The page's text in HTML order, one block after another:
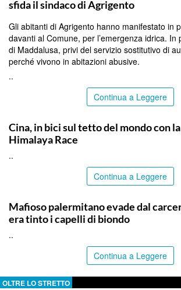
sfida il sindaco di Agrigento
Gli abitanti di Agrigento hanno manifestato in
davanti al Comune, per l’emergenza idrica. In
di Maddalusa, privi del servizio sostitutivo di
perché vivono in abitazioni abusive.
..
Continua a Leggere
Cina, in bici sul tetto del mondo con
Himalaya Race
..
Continua a Leggere
Mafioso palermitano evade dal
era tinto i capelli di biondo
..
Continua a Leggere
OLTRE LO STRETTO